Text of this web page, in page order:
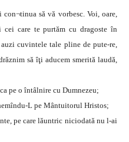
să vă vorbesc. Voi, oare,
care te purtăm cu dragoste în
cuvintele tale pline de pute-re,
să îţi aducem smerită laudă,
pe o întâlnire cu Dumnezeu;
L pe Mântuitorul Hristos;
pe care lăuntric niciodată nu l-ai